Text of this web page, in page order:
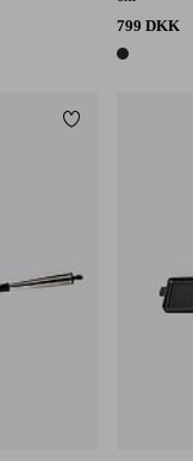
799 DKK
1 farve
Tilføj til